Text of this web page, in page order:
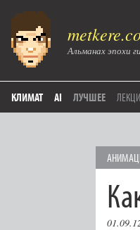
Альманах эпохи
КЛИМАТ AI ЛУЧШЕЕ